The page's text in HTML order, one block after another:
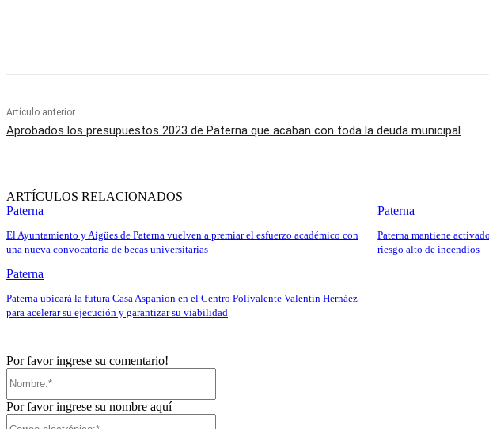
Artículo anterior
Aprobados los presupuestos 2023 de Paterna que acaban con toda la deuda municipal
ARTÍCULOS RELACIONADOS
Paterna
El Ayuntamiento y Aigües de Paterna vuelven a premiar el esfuerzo académico con
una nueva convocatoria de becas universitarias
Paterna
Paterna mantiene
riesgo alto de incendios
Paterna
Paterna ubicará la futura Casa Aspanion en el Centro Polivalente Valentín Hernáez
para acelerar su ejecución y garantizar su viabilidad
Por favor ingrese su comentario!
Por favor ingrese su nombre aquí